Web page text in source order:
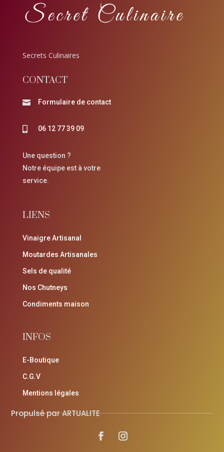
Secrets Culinaires
CONTACT
 Formulaire de contact
06 12 77 39 09
Une question ?
Notre équipe est à votre
service.
LIENS
Vinaigre Artisanal
Moutardes Artisanales
Sels de qualité
Nos Chutneys
Condiments maison
INFOS
E-Boutique
C.G.V
Mentions légales
Propulsé par ARTUALITE